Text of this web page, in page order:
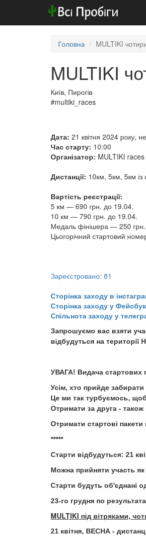
Головна MULTIKI
MULTIKI
Київ, Пирогів
#multiki_races
Дата: 21 квітня 2024 року,
Час старту: 10:00
Організатор: MULTIKI races
Дистанції: 10км, 5км, 5км із
Вартість реєстрації:
5 км — 690 грн. до 19.04.
10 км — 790 грн. до 19.04.
Медаль фінішера — 250 грн.
Цьогорічний стартовий
Зареєстровано: 81
​​​​​​​​​​​​​​Сторінка заходу в
Сторінка заходу у Фейсбук
Спільнота заходу у
Запрошуємо вас взяти
відбудуться на території
УВАГА! Видача стартових
Усім, хто прийде
Це ми так турбуємось, щоб
Отримати за друга -
Отримати стартові
​​​​​​​*****
Старти відбудуться: 21
Можна прийняти участь як
Старти будуть об'єднані
23-го грудня по
MULTIKI під вітряками,
​​​​​​​21 квітня, ВЕСНА -